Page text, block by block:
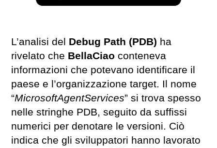
L’analisi del Debug Path (PDB) ha
rivelato che BellaCiao conteneva
informazioni che potevano identificare il
paese e l’organizzazione target. Il nome
“MicrosoftAgentServices” si trova spesso
nelle stringhe PDB, seguito da suffissi
numerici per denotare le versioni. Ciò
indica che gli sviluppatori hanno lavorato